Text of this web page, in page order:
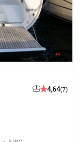
4,64(7)